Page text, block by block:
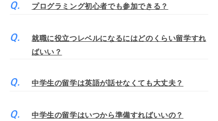
プログラミング初心者でも参加できる？
就職に役立つレベルになるにはどのくらい留学すれ
ばいい？
中学生の留学は英語が話せなくても大丈夫？
中学生の留学はいつから準備すればいいの？